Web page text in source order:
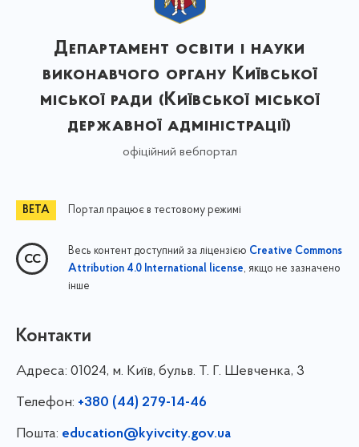
Департамент освіти і науки
виконавчого органу Київської
міської ради (Київської міської
державної адміністрації)
офіційний вебпортал
Портал працює в тестовому режимі
Весь контент доступний за ліцензією Creative Commons
Attribution 4.0 International license, якщо не зазначено
інше
Контакти
Адреса: 01024, м. Київ, бульв. Т. Г. Шевченка, 3
Телефон: +380 (44) 279-14-46
Пошта: education@kyivcity.gov.ua